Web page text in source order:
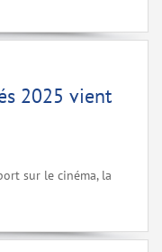
2025 vient
sur le cinéma, la